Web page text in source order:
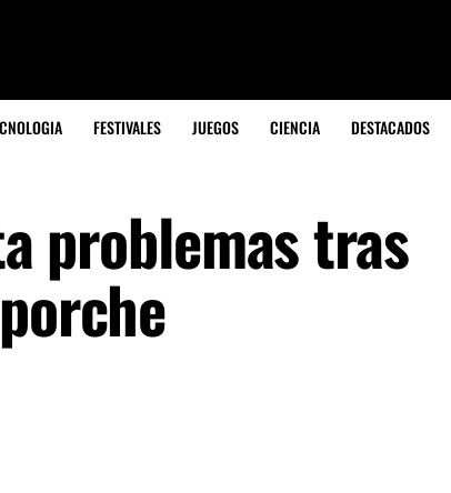
FESTIVALES JUEGOS CIENCIA DESTACADOS
problemas tras